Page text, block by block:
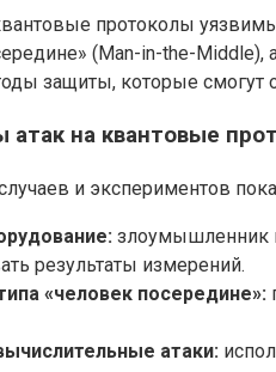
протоколы
(Man-in-the-
защиты, которые смогут
атак на квантовые
и экспериментов
злоумышленник
результаты измерений.
«человек посередине»:
атаки: